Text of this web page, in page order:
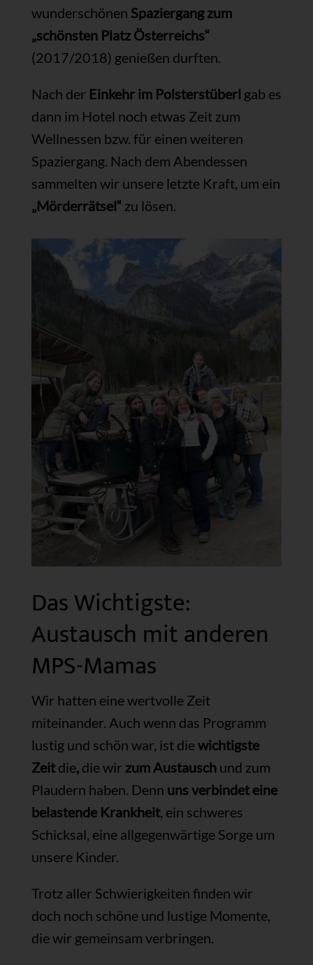
wunderschönen Spaziergang zum
„schönsten Platz Österreichs“
(2017/2018) genießen durften.
Nach derEinkehr im Polsterstüberl gab es
dann im Hotel noch etwas Zeit zum
Wellnessen bzw. für einen weiteren
Spaziergang. Nach dem Abendessen
sammelten wir unsere letzte Kraft, um ein
„Mörderrätsel“zu lösen.
Das Wichtigste:
Austausch mit anderen
MPS-Mamas
Wir hatten eine wertvolle Zeit
miteinander. Auch wenn das Programm
lustig und schön war, ist diewichtigste
Zeitdie,die wirzum Austauschund zum
Plaudern haben. Denn uns verbindet eine
belastende Krankheit, ein schweres
Schicksal, eine allgegenwärtige Sorge um
unsere Kinder.
Trotz aller Schwierigkeiten finden wir
doch noch schöne und lustige Momente,
die wir gemeinsam verbringen.